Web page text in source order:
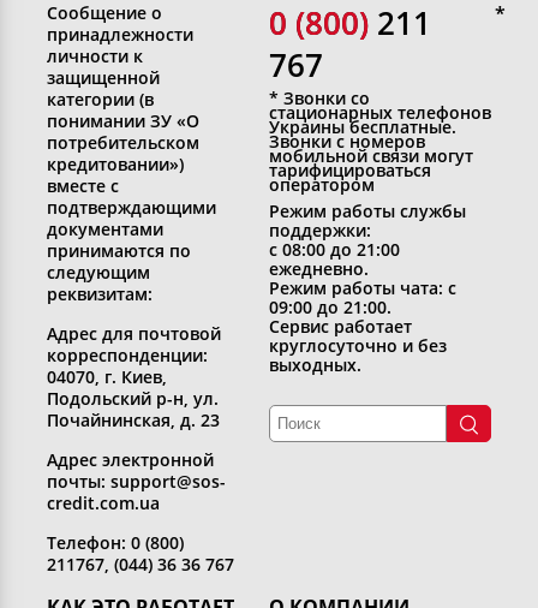
Сообщение о
принадлежности
личности к
защищенной
категории (в
понимании ЗУ «О
потребительском
кредитовании»)
вместе с
подтверждающими
документами
принимаются по
следующим
реквизитам:
Адрес для почтовой
корреспонденции:
04070, г. Киев,
Подольский р-н, ул.
Почайнинская, д. 23
Адрес электронной
почты: support@sos-
credit.com.ua
Телефон: 0 (800)
211767, (044) 36 36 767
0 (800)
0 (800) 211
767
* Звонки со
стационарных телефонов
Украины бесплатные.
Звонки с номеров
мобильной связи могут
тарифицироваться
оператором
Режим работы службы
поддержки:
с 08:00 до 21:00
ежедневно.
Режим работы чата: с
09:00 до 21:00.
Сервис работает
круглосуточно и без
выходных.